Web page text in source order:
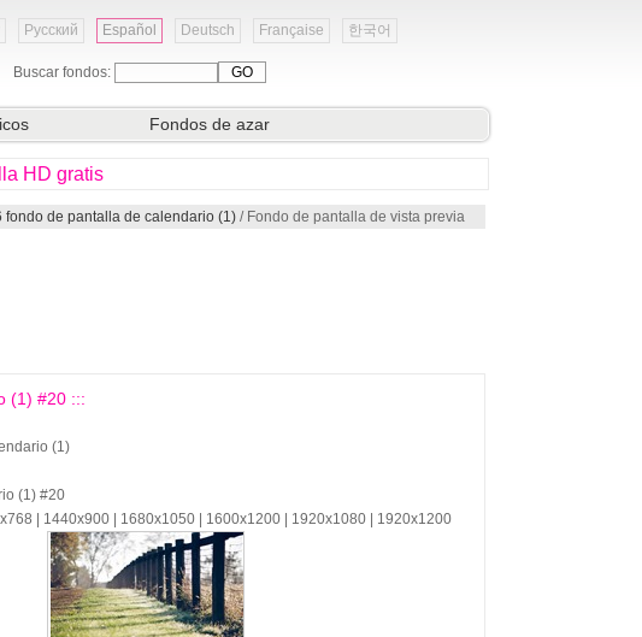
Русский Español Deutsch Française 한국어
Buscar fondos:
Fondos de azar
HD gratis
fondo de pantalla de calendario (1) / Fondo de pantalla de vista previa
(1) #20 :::
(1)
(1) #20
| 1440x900 | 1680x1050 | 1600x1200 | 1920x1080 | 1920x1200